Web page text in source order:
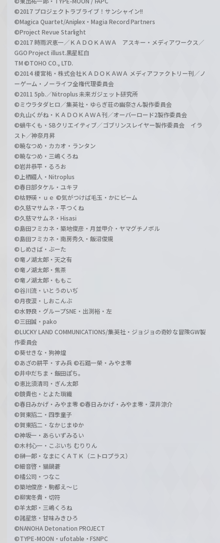
©2017 プロジェクトラブライブ！サンシャイン!!
©Magica Quartet/Aniplex・Magia Record Partners
©Project Revue Starlight
©2017 時雨沢恵一／ＫＡＤＯＫＡＷＡ アスキー・メディアワークス／
GGO Project illust.黒星紅白
TM ©TOHO CO., LTD.
©2014 榎宮祐・株式会社ＫＡＤＯＫＡＷＡ メディアファクトリー刊／ノ
ーゲーム・ノーライフ全権代理委員会
©2011 5pb.／Nitroplus 未来ガジェット研究所
©ミウラタダヒロ／集英社・ゆらぎ荘の幽奈さん製作委員会
©丸山くがね・ＫＡＤＯＫＡＷＡ刊／オーバーロード2製作委員会
©蝸牛くも・SBクリエイティブ／ゴブリンスレイヤー製作委員会 イラ
スト／神奈月昇
©暁なつめ・カカオ・ランタン
©暁なつめ・三嶋くろね
©岩井恭平・るろお
©上栖綴人・Nitroplus
©春日部タケル・ユキヲ
©枯野瑛・ｕｅ ©気がつけば毛玉・かにビーム
©久慈マサムネ・平つくね
©久慈マサムネ・Hisasi
©島田フミカネ・築地俊彦・月並甲介・ヤマグチノボル
©島田フミカネ・南房秀久・飯沼俊規
©しめさば・ぶーた
©竜ノ湖太郎・天之有
©竜ノ湖太郎・焦茶
©竜ノ湖太郎・ももこ
©谷川流・いとうのいぢ
©月夜涙・しおこんぶ
©水野良・グループSNE・出渕裕・左
©三田誠・pako
©LUCKY LAND COMMUNICATIONS/集英社・ジョジョの奇妙な冒険GW製
作委員会
©葵せきな・狗神煌
©あざの耕平・すみ兵 ©石踏一榮・みやま零
©井中だちま・飯田ぽち。
©恵比須清司・ぎん太郎
©鏡貴也・とよた瑣織
©春日みかげ・みやま零 ©春日みかげ・みやま零・深井涼介
©賀東招二・四季童子
©賀東招二・なかじまゆか
©神坂一・あらいずみるい
©木村心一・こぶいち むりりん
©榊一郎・なまにくＡＴＫ（ニトロプラス）
©細音啓・猫鍋蒼
©橘公司・つなこ
©築地俊彦・駒都え～じ
©柳実冬貴・切符
©羊太郎・三嶋くろね
©諸星悠・甘味みきひろ
©NANOHA Detonation PROJECT
©TYPE-MOON・ufotable・FSNPC